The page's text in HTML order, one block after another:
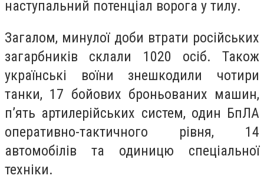
наступальний потенціал ворога у тилу.
Загалом, минулої доби втрати російських
загарбників склали 1020 осіб. Також
українські воїни знешкодили чотири
танки, 17 бойових броньованих машин,
п’ять артилерійських систем, один БпЛА
оперативно-тактичного рівня, 14
автомобілів та одиницю спеціальної
техніки.